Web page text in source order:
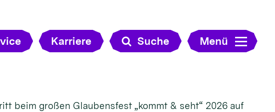
Karriere Suche Menü
beim großen Glaubensfest „kommt & seht“ 2026 auf